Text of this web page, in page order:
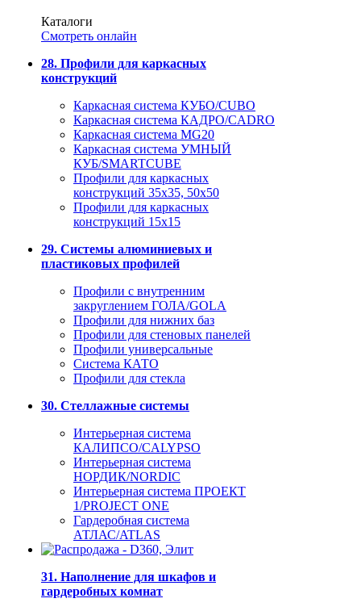
Каталоги
Смотреть онлайн
28. Профили для каркасных
конструкций
Каркасная система КУБО/CUBO
Каркасная система КАДРО/CADRO
Каркасная система MG20
Каркасная система УМНЫЙ
КУБ/SMARTCUBE
Профили для каркасных
конструкций 35x35, 50x50
Профили для каркасных
конструкций 15х15
29. Системы алюминиевых и
пластиковых профилей
Профили с внутренним
закруглением ГОЛА/GOLA
Профили для нижних баз
Профили для стеновых панелей
Профили универсальные
Система КАТО
Профили для стекла
30. Стеллажные системы
Интерьерная система
КАЛИПСО/CALYPSO
Интерьерная система
НОРДИК/NORDIC
Интерьерная система ПРОЕКТ
1/PROJECT ONE
Гардеробная система
АТЛАС/ATLAS
31. Наполнение для шкафов и
гардеробных комнат